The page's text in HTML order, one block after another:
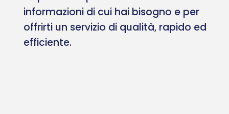
informazioni di cui hai bisogno e per
offrirti un servizio di qualità, rapido ed
efficiente.